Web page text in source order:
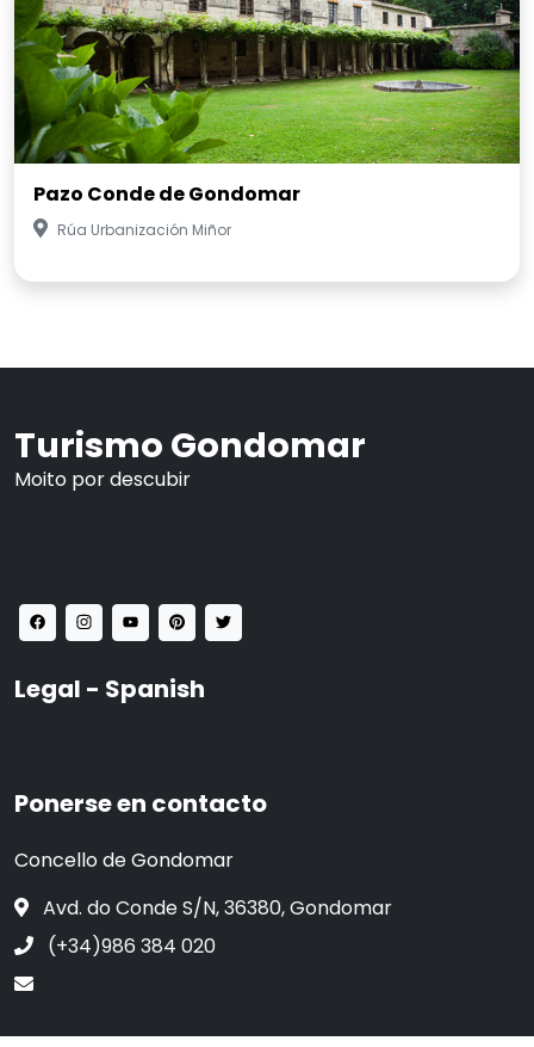
Pazo Conde de Gondomar
Rúa Urbanización Miñor
Turismo Gondomar
Moito por descubir
Legal - Spanish
Ponerse en contacto
Concello de Gondomar
Avd. do Conde S/N, 36380, Gondomar
(+34)986 384 020